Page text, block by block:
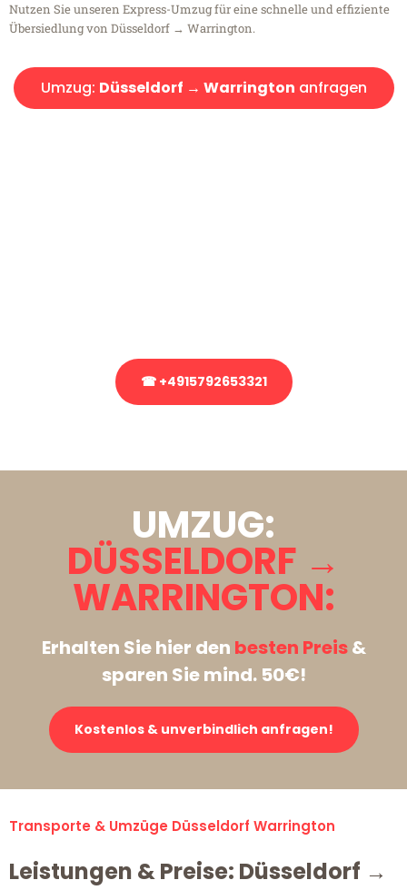
Nutzen Sie unseren Express-Umzug für eine schnelle und effiziente
Übersiedlung von Düsseldorf → Warrington.
Umzug: Düsseldorf → Warrington anfragen
☎ +4915792653321
UMZUG:
DÜSSELDORF →
WARRINGTON:
Erhalten Sie hier den besten Preis&
sparen Sie mind. 50€!
Kostenlos & unverbindlich anfragen!
Transporte & Umzüge Düsseldorf Warrington
Leistungen & Preise: Düsseldorf →